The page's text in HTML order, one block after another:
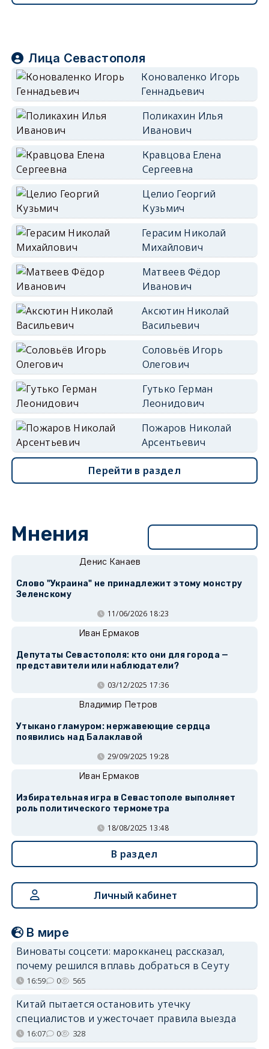
Лица Севастополя
Коноваленко Игорь
Геннадьевич
Поликахин Илья
Иванович
Кравцова Елена
Сергеевна
Целио Георгий
Кузьмич
Герасим Николай
Михайлович
Матвеев Фёдор
Иванович
Аксютин Николай
Васильевич
Соловьёв Игорь
Олегович
Гутько Герман
Леонидович
Пожаров Николай
Арсентьевич
Перейти в раздел
Мнения
Денис Канаев
Слово "Украина" не принадлежит этому монстру
Зеленскому
11/06/2026 18:23
Иван Ермаков
Депутаты Севастополя: кто они для города —
представители или наблюдатели?
03/12/2025 17:36
Владимир Петров
Утыкано гламуром: нержавеющие сердца
появились над Балаклавой
29/09/2025 19:28
Иван Ермаков
Избирательная игра в Севастополе выполняет
роль политического термометра
18/08/2025 13:48
В раздел
Личный кабинет
В мире
Виноваты соцсети: марокканец рассказал,
почему решился вплавь добраться в Сеуту
16:59 0 565
Китай пытается остановить утечку
специалистов и ужесточает правила выезда
16:07 0 328